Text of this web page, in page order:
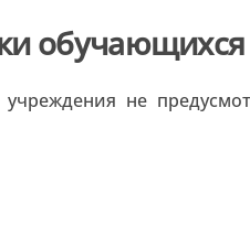
обучающихся
не